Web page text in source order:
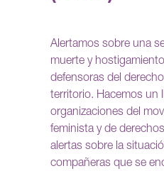
Alertamos sobre una
muerte y
defensoras del
territorio. Hacemos un
organizaciones del
feminista y de
alertas sobre la
compañeras que se